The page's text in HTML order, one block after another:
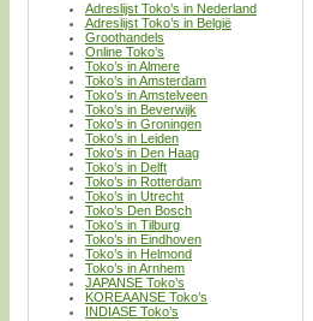
Adreslijst Toko’s in Nederland
Adreslijst Toko’s in België
Groothandels
Online Toko’s
Toko’s in Almere
Toko’s in Amsterdam
Toko’s in Amstelveen
Toko’s in Beverwijk
Toko’s in Groningen
Toko’s in Leiden
Toko’s in Den Haag
Toko’s in Delft
Toko’s in Rotterdam
Toko’s in Utrecht
Toko’s Den Bosch
Toko’s in Tilburg
Toko’s in Eindhoven
Toko’s in Helmond
Toko’s in Arnhem
JAPANSE Toko’s
KOREAANSE Toko’s
INDIASE Toko’s